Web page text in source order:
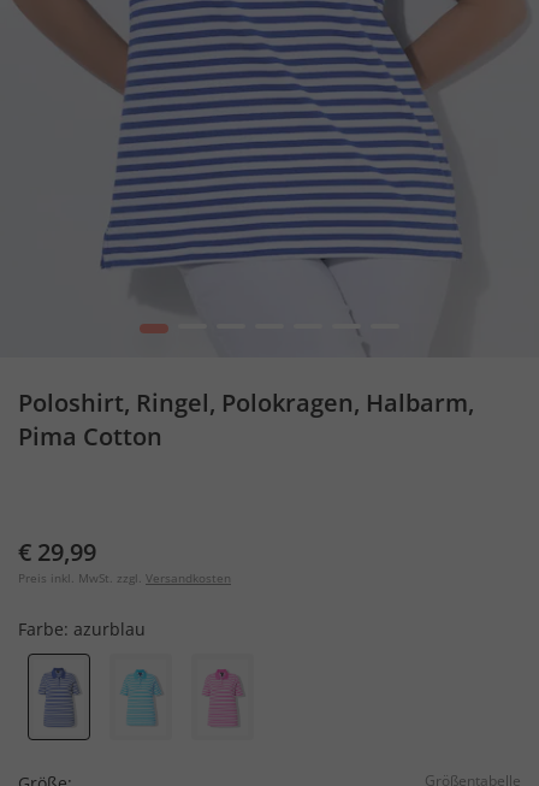
1
Poloshirt, Ringel, Polokragen, Halbarm,
Pima Cotton
€ 29,99
Preis inkl. MwSt. zzgl. Versandkosten
Farbe: azurblau
Größentabelle